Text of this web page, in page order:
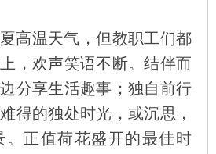
高温天气，但教职工们都
，欢声笑语不断。结伴而
分享生活趣事；独自前行
得的独处时光，或沉思，
。正值荷花盛开的最佳时